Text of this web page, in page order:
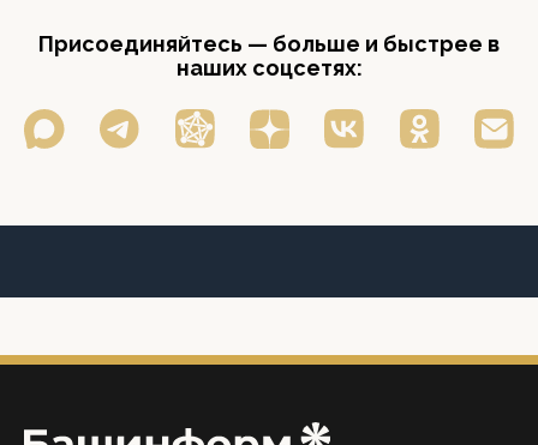
Присоединяйтесь — больше и быстрее в
наших соцсетях: